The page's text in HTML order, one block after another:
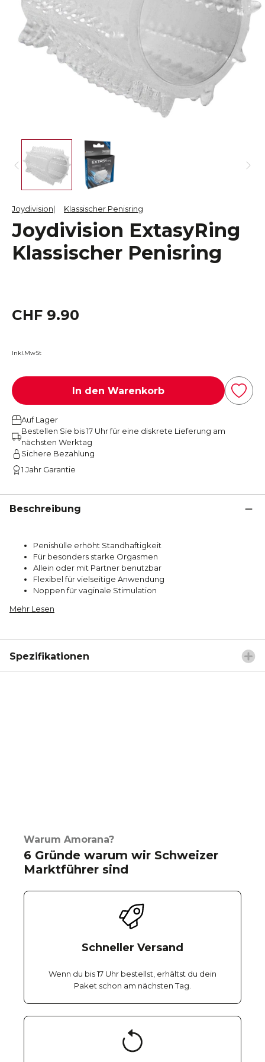
Joydivision Klassischer Penisring
Joydivision ExtasyRing
Klassischer Penisring
CHF 9.90
Inkl.MwSt
In den Warenkorb
Auf Lager
Bestellen Sie bis 17 Uhr für eine diskrete Lieferung am
nächsten Werktag
Sichere Bezahlung
1 Jahr Garantie
Beschreibung
Penishülle erhöht Standhaftigkeit
Für besonders starke Orgasmen
Allein oder mit Partner benutzbar
Flexibel für vielseitige Anwendung
Noppen für vaginale Stimulation
Mehr Lesen
Spezifikationen
Warum Amorana?
6 Gründe warum wir Schweizer
Marktführer sind
Schneller Versand
Wenn du bis 17 Uhr bestellst, erhältst du dein
Paket schon am nächsten Tag.